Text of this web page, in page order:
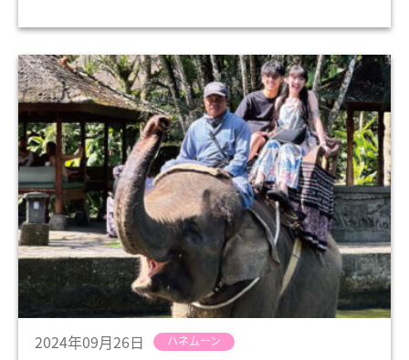
2024年09月26日 ハネムーン